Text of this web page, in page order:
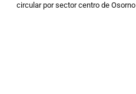
circular por sector centro de Osorno